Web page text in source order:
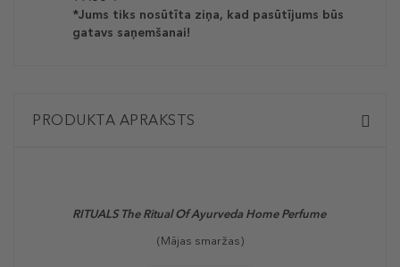
*Jums tiks nosūtīta ziņa, kad pasūtījums būs
gatavs saņemšanai!
PRODUKTA APRAKSTS
RITUALS The Ritual Of Ayurveda Home Perfume
(Mājas smaržas)